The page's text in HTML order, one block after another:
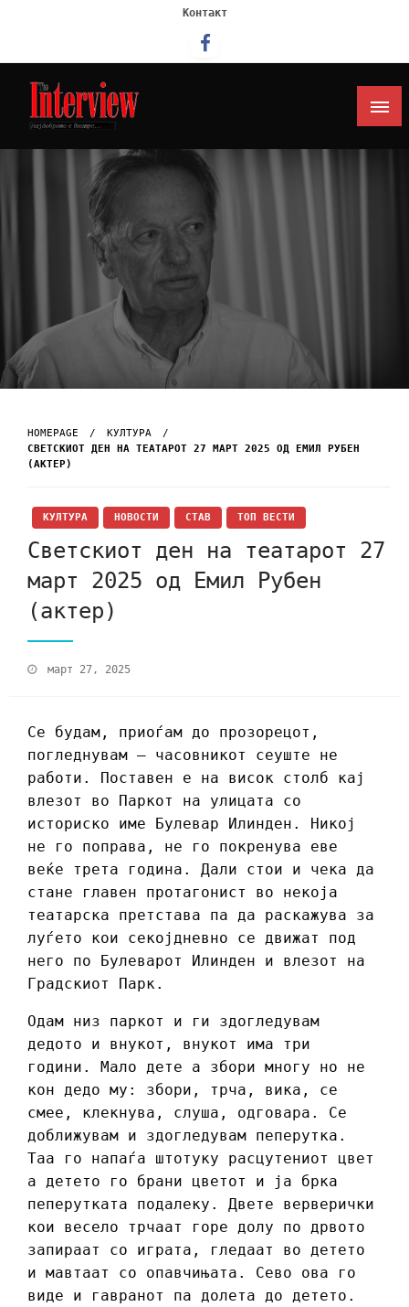
Контакт
Интервју
HOMEPAGE
КУЛТУРА
СВЕТСКИОТ ДЕН НА ТЕАТАРОТ 27 МАРТ 2025 ОД ЕМИЛ РУБЕН
(АКТЕР)
КУЛТУРА НОВОСТИ СТАВ ТОП ВЕСТИ
Светскиот ден на театарот 27
март 2025 од Емил Рубен
(актер)
март 27, 2025
Се будам, приоѓам до прозорецот,
погледнувам – часовникот сеуште не
работи. Поставен е на висок столб кај
влезот во Паркот на улицата со
историско име Булевар Илинден. Никој
не го поправа, не го покренува еве
веќе трета година. Дали стои и чека да
стане главен протагонист во некоја
театарска претстава па да раскажува за
луѓето кои секојдневно се движат под
него по Булеварот Илинден и влезот на
Градскиот Парк.
Одам низ паркот и ги здогледувам
дедото и внукот, внукот има три
години. Мало дете а збори многу но не
кон дедо му: збори, трча, вика, се
смее, клекнува, слуша, одговара. Се
доближувам и здогледувам пеперутка.
Таа го напаѓа штотуку расцутениот цвет
а детето го брани цветот и ја брка
пеперутката подалеку. Двете верверички
кои весело трчаат горе долу по дрвото
запираат со играта, гледаат во детето
и мавтаат со опавчињата. Сево ова го
виде и гавранот па долета до детето.